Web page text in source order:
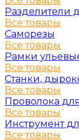
Разделители
Все товары
Саморезы
Все товары
Рамки
Все товары
Станки,
Все товары
Проволока
Все товары
Инструмент
Все товары